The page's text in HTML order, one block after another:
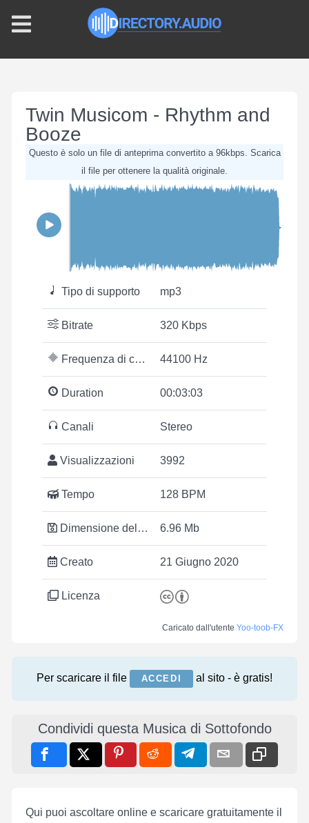
Twin Musicom - Rhythm and
Booze
Questo è solo un file di anteprima convertito a 96kbps. Scarica
il file per ottenere la qualità originale.
Tipo di supporto mp3
Bitrate 320 Kbps
Frequenza di campionamento 44100 Hz
Duration 00:03:03
Canali Stereo
Visualizzazioni 3992
Tempo 128 BPM
Dimensione del file 6.96 Mb
Creato 21 Giugno 2020
Licenza
Caricato dall'utente Yoo-toob-FX
Per scaricare il file ACCEDI al sito - è gratis!
Condividi questa Musica di Sottofondo
Qui puoi ascoltare online e scaricare gratuitamente il